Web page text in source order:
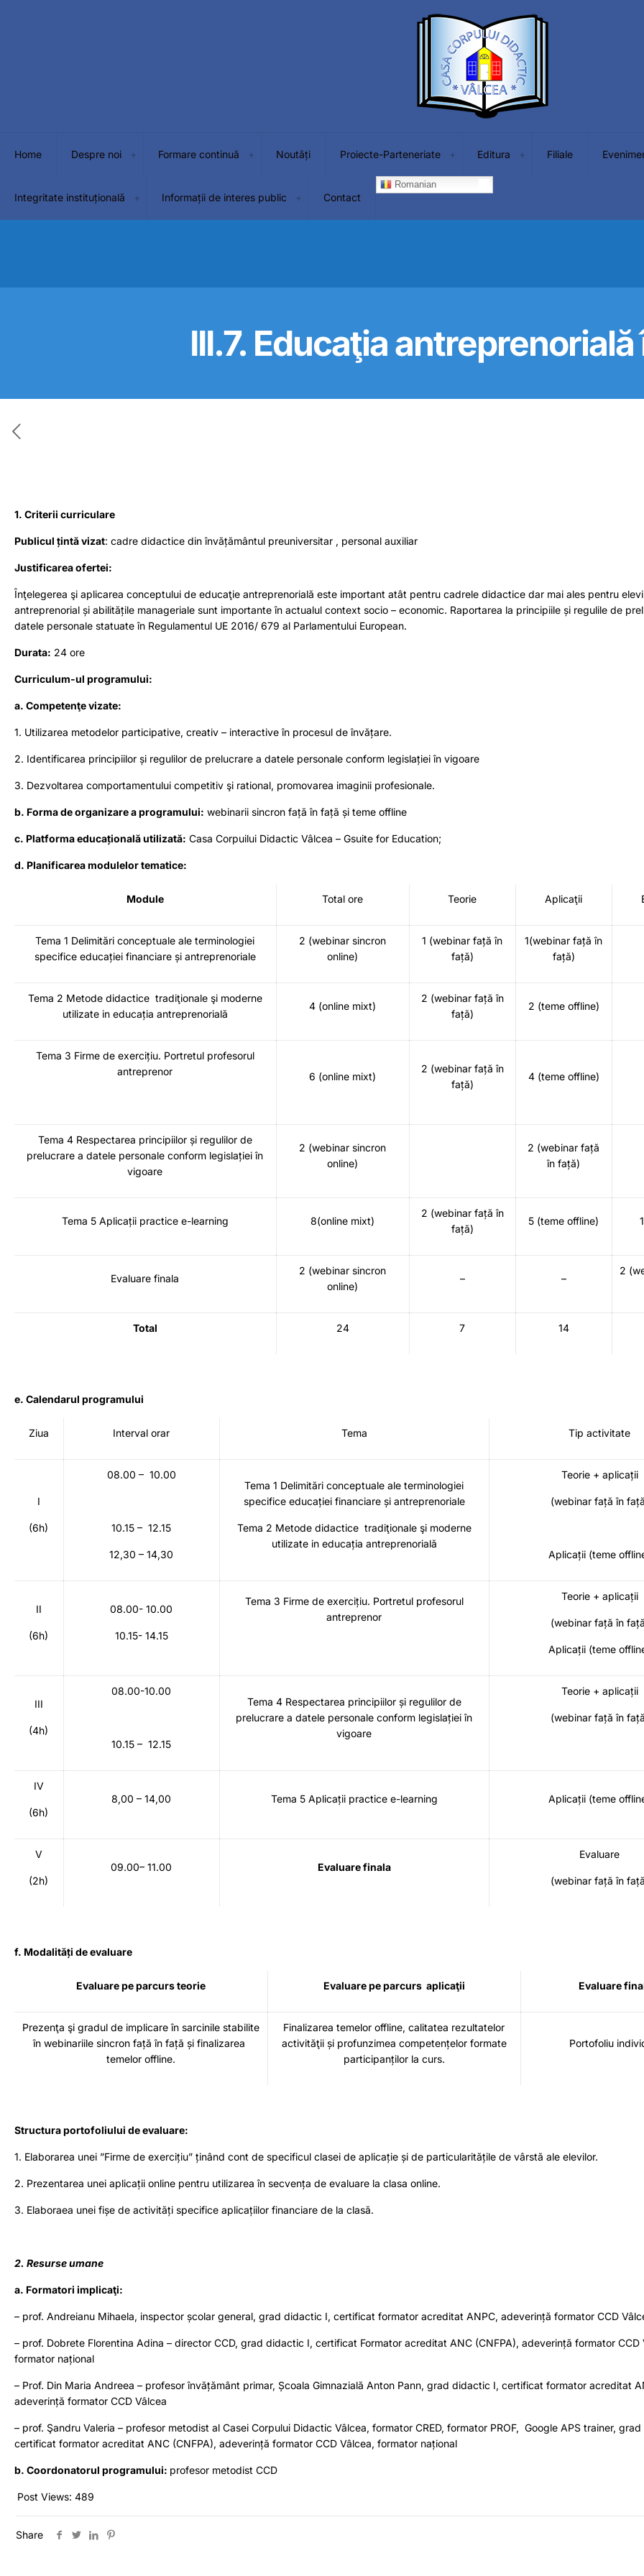
Home Despre noi Formare continuă Noutăți Proiecte-Parteneriate Editura Filiale
Integritate instituțională Informații de interes public Contact
Romanian
III.7. Educaţia
1. Criterii curriculare
Publicul țintă vizat: cadre didactice din învățământul preuniversitar , personal auxiliar
Justificarea ofertei:
Înţelegerea şi aplicarea conceptului de educaţie antreprenorială este important atât pentru cadrele didactice dar mai ales pentru
antreprenorial și abilitățile manageriale sunt importante în actualul context socio – economic. Raportarea la principiile și regulile de
datele personale statuate în Regulamentul UE 2016/ 679 al Parlamentului European.
Durata: 24 ore
Curriculum-ul programului:
a. Competenţe vizate:
1. Utilizarea metodelor participative, creativ – interactive în procesul de învățare.
2. Identificarea principiilor și regulilor de prelucrare a datele personale conform legislației în vigoare
3. Dezvoltarea comportamentului competitiv şi rational, promovarea imaginii profesionale.
b. Forma de organizare a programului: webinarii sincron față în față și teme offline
c. Platforma educațională utilizată: Casa Corpuilui Didactic Vâlcea – Gsuite for Education;
d. Planificarea modulelor tematice:
Module Total ore Teorie Aplicaţii
Tema 1 Delimitări conceptuale ale terminologiei
specifice educației financiare și antreprenoriale
2 (webinar sincron
online)
1 (webinar față în
față)
1(webinar față în
față)
Tema 2 Metode didactice tradiţionale şi moderne
utilizate in educația antreprenorială
4 (online mixt)
2 (webinar față în
față)
2 (teme offline)
Tema 3 Firme de exercițiu. Portretul profesorul
antreprenor
6 (online mixt)
2 (webinar față în
față)
4 (teme offline)
Tema 4 Respectarea principiilor și regulilor de
prelucrare a datele personale conform legislației în
vigoare
2 (webinar sincron
online)
2 (webinar față
în față)
Tema 5 Aplicații practice e-learning 8(online mixt)
2 (webinar față în
față)
5 (teme offline)
Evaluare finala
2 (webinar sincron
online)
– –
2
Total 24 7 14
e. Calendarul programului
Ziua Interval orar Tema Tip activitate
I
(6h)
08.00 – 10.00
10.15 – 12.15
12,30 – 14,30
Tema 1 Delimitări conceptuale ale terminologiei
specifice educației financiare și antreprenoriale
Tema 2 Metode didactice tradiţionale şi moderne
utilizate in educația antreprenorială
Teorie + aplicații
(webinar față în
Aplicații (teme
II
(6h)
08.00- 10.00
10.15- 14.15
Tema 3 Firme de exercițiu. Portretul profesorul
antreprenor
Teorie + aplicații
(webinar față în
Aplicații (teme
III
(4h)
08.00-10.00
10.15 – 12.15
Tema 4 Respectarea principiilor și regulilor de
prelucrare a datele personale conform legislației în
vigoare
Teorie + aplicații
(webinar față în
IV
(6h)
8,00 – 14,00 Tema 5 Aplicații practice e-learning Aplicații (teme
V
(2h)
09.00– 11.00 Evaluare finala
Evaluare
(webinar față în
f. Modalități de evaluare
Evaluare pe parcurs teorie Evaluare pe parcurs aplicaţii Evaluare
Prezenţa şi gradul de implicare în sarcinile stabilite
în webinariile sincron față în față și finalizarea
temelor offline.
Finalizarea temelor offline, calitatea rezultatelor
activităţii și profunzimea competențelor formate
participanților la curs.
Portofoliu
Structura portofoliului de evaluare:
1. Elaborarea unei ”Firme de exercițiu” ținând cont de specificul clasei de aplicație și de particularitățile de vârstă ale elevilor.
2. Prezentarea unei aplicații online pentru utilizarea în secvența de evaluare la clasa online.
3. Elaboraea unei fișe de activități specifice aplicațiilor financiare de la clasă.
2. Resurse umane
a. Formatori implicaţi:
– prof. Andreianu Mihaela, inspector școlar general, grad didactic I, certificat formator acreditat ANPC, adeverință formator CCD
– prof. Dobrete Florentina Adina – director CCD, grad didactic I, certificat Formator acreditat ANC (CNFPA), adeverință formator CCD
formator național
– Prof. Din Maria Andreea – profesor învățământ primar, Școala Gimnazială Anton Pann, grad didactic I, certificat formator acreditat
adeverință formator CCD Vâlcea
– prof. Şandru Valeria – profesor metodist al Casei Corpului Didactic Vâlcea, formator CRED, formator PROF, Google APS trainer,
certificat formator acreditat ANC (CNFPA), adeverință formator CCD Vâlcea, formator național
b. Coordonatorul programului: profesor metodist CCD
Post Views: 489
Share